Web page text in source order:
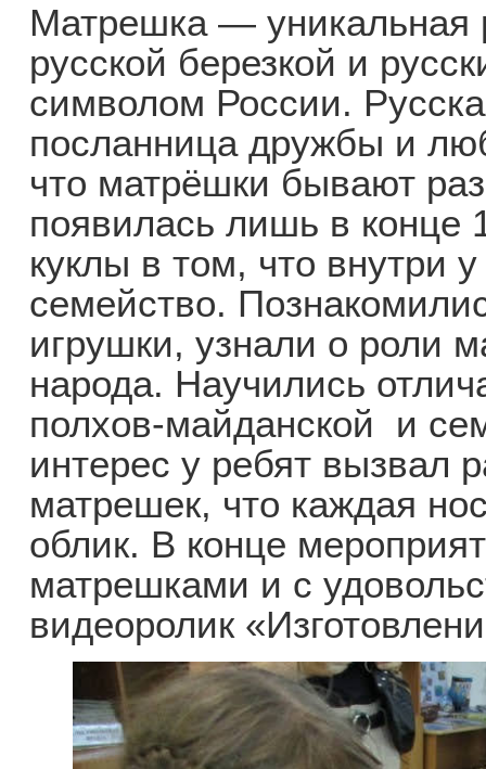
Матрешка — уникальная
русской березкой и
символом России.
посланница дружбы и
что матрёшки бывают
появилась лишь в конце
куклы в том, что внутри
семейство.
игрушки, узнали о роли
народа. Научились
полхов-майданской и
интерес у ребят вызвал
матрешек, что каждая
облик. В конце
матрешками и с
видеоролик